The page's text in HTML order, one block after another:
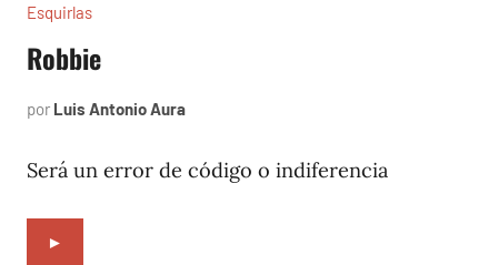
Esquirlas
Robbie
por Luis Antonio Aura
2024
Será un error de código o indiferencia
►